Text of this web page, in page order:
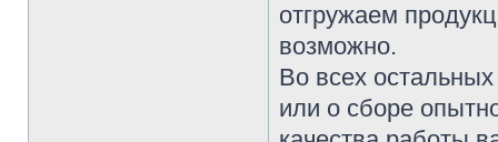
отгружаем
возможно.
Во всех остальных
или о сборе